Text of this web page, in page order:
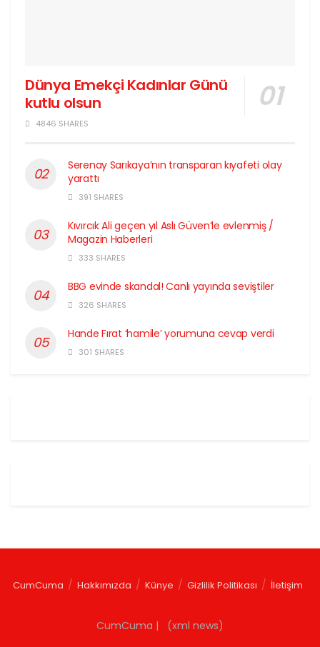
Dünya Emekçi Kadınlar Günü
kutlu olsun
4846 SHARES
Serenay Sarıkaya’nın transparan kıyafeti olay
yarattı
391 SHARES
Kıvırcık Ali geçen yıl Aslı Güven’le evlenmiş /
Magazin Haberleri
333 SHARES
BBG evinde skandal! Canlı yayında seviştiler
326 SHARES
Hande Fırat ‘hamile’ yorumuna cevap verdi
301 SHARES
CumCuma Hakkımızda Künye Gizlilik Politikası İletişim
CumCuma | (xml news)